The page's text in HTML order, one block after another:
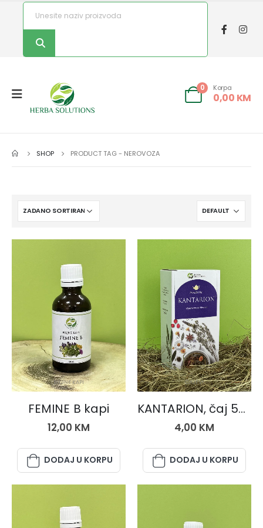
0 Korpa
0,00 KM
SHOP PRODUCT TAG - NEROVOZA
BILJNE KAPI
FEMINE B kapi
12,00 KM
DODAJ U KORPU
ČAJEVI
KANTARION, čaj 50 gr.
4,00 KM
DODAJ U KORPU